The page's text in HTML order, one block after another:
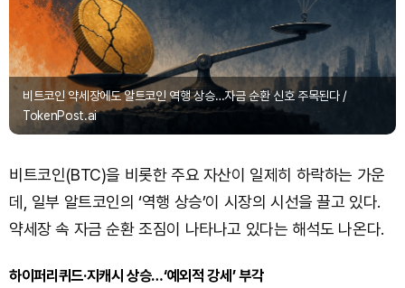
비트코인 약세장에도 알트코인 역행 상승…자금 순환 신호 주목된다 /
TokenPost.ai
비트코인(BTC)을 비롯한 주요 자산이 일제히 하락하는 가운
데, 일부 알트코인의 ‘역행 상승’이 시장의 시선을 끌고 있다.
약세장 속 자금 순환 조짐이 나타나고 있다는 해석도 나온다.
하이퍼리퀴드·지캐시 상승…‘예외적 강세’ 부각